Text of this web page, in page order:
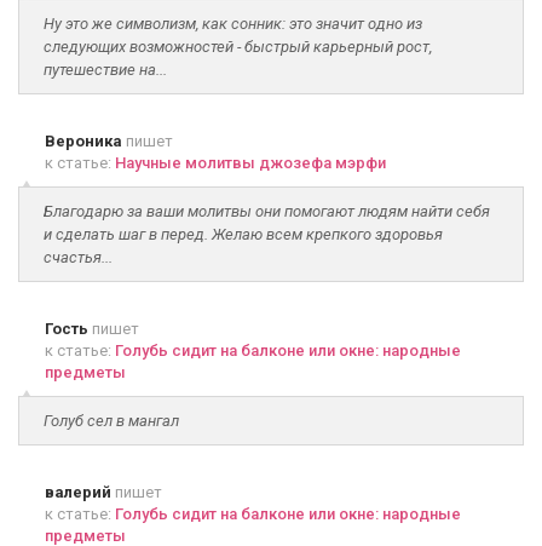
Ну это же символизм, как сонник: это значит одно из
следующих возможностей - быстрый карьерный рост,
путешествие на...
Вероника пишет
к статье: Научные молитвы джозефа мэрфи
Благодарю за ваши молитвы они помогают людям найти себя
и сделать шаг в перед. Желаю всем крепкого здоровья
счастья...
Гость пишет
к статье: Голубь сидит на балконе или окне: народные
предметы
Голуб сел в мангал
валерий пишет
к статье: Голубь сидит на балконе или окне: народные
предметы